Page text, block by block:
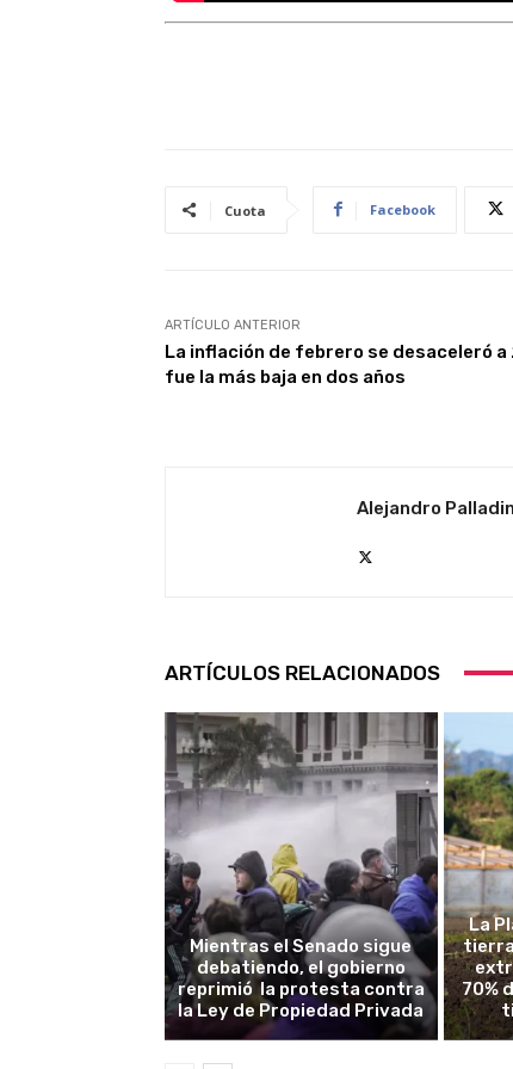
Cuota Facebook
ARTÍCULO ANTERIOR
La inflación de febrero se desaceleró a
fue la más baja en dos años
Alejandro
ARTÍCULOS RELACIONADOS
Mientras el Senado sigue
debatiendo, el gobierno
reprimió la protesta contra
la Ley de Propiedad Privada
La
70%